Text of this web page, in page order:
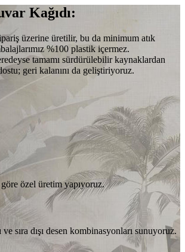
Kağıdı:
üzerine üretilir, bu da minimum atık
%100 plastik içermez.
tamamı sürdürülebilir kaynaklardan
geri kalanını da geliştiriyoruz.
özel üretim yapıyoruz.
sıra dışı desen kombinasyonları sunuyoruz.